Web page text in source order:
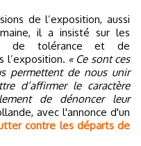
de l’exposition, aussi
il a insisté sur les
de tolérance et de
l’exposition. « Ce sont ces
permettent de nous unir
d’affirmer le caractère
de dénoncer leur
avec l'annonce d'un
contre les départs de